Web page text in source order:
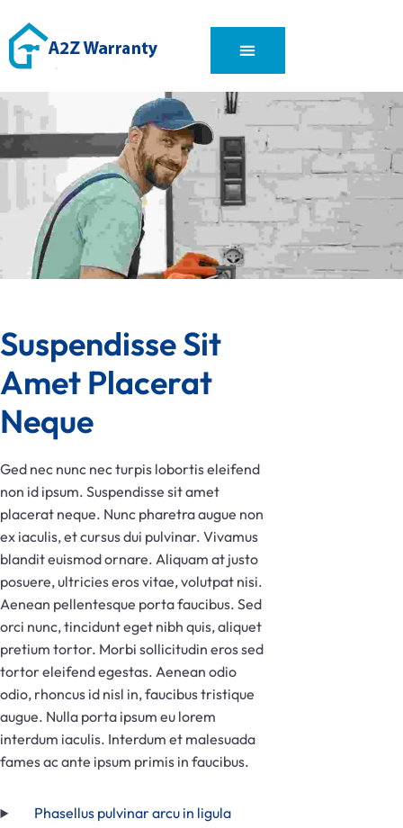
Suspendisse Sit
Amet Placerat
Neque
Ged nec nunc nec turpis lobortis eleifend
non id ipsum. Suspendisse sit amet
placerat neque. Nunc pharetra augue non
ex iaculis, et cursus dui pulvinar. Vivamus
blandit euismod ornare. Aliquam at justo
posuere, ultricies eros vitae, volutpat nisi.
Aenean pellentesque porta faucibus. Sed
orci nunc, tincidunt eget nibh quis, aliquet
pretium tortor. Morbi sollicitudin eros sed
tortor eleifend egestas. Aenean odio
odio, rhoncus id nisl in, faucibus tristique
augue. Nulla porta ipsum eu lorem
interdum iaculis. Interdum et malesuada
fames ac ante ipsum primis in faucibus.
Phasellus pulvinar arcu in ligula